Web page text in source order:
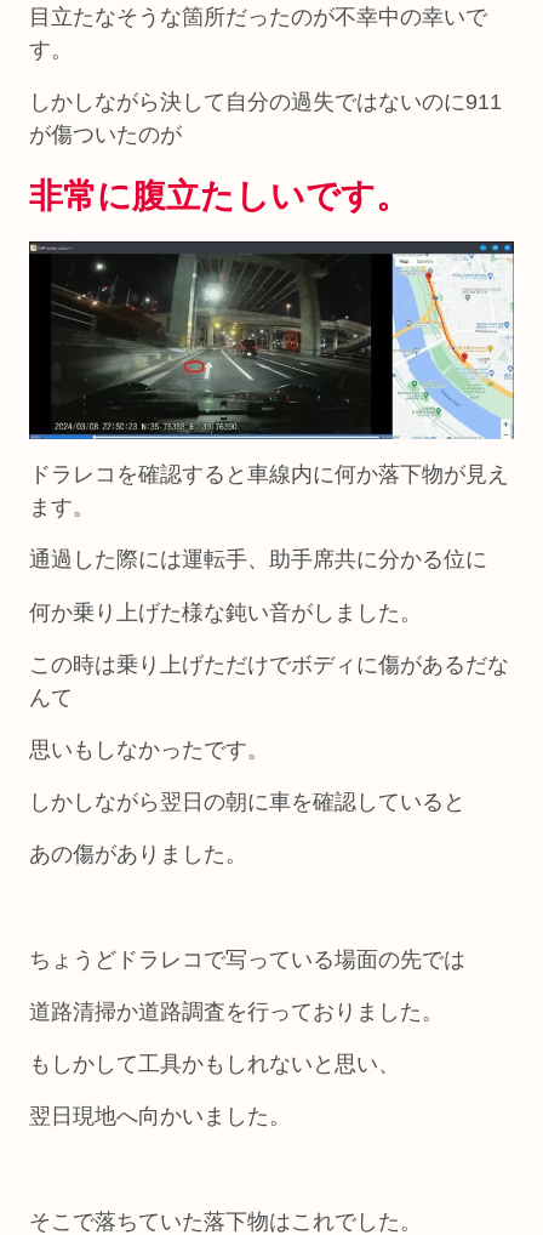
目立たなそうな箇所だったのが不幸中の幸いで
す。
しかしながら決して自分の過失ではないのに911
が傷ついたのが
非常に腹立たしいです。
ドラレコを確認すると車線内に何か落下物が見え
ます。
通過した際には運転手、助手席共に分かる位に
何か乗り上げた様な鈍い音がしました。
この時は乗り上げただけでボディに傷があるだな
んて
思いもしなかったです。
しかしながら翌日の朝に車を確認していると
あの傷がありました。
ちょうどドラレコで写っている場面の先では
道路清掃か道路調査を行っておりました。
もしかして工具かもしれないと思い、
翌日現地へ向かいました。
そこで落ちていた落下物はこれでした。